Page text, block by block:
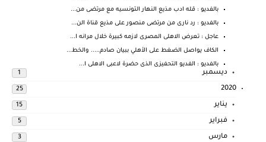
بالفديو : قله ادب مذيع النهار التونسيه مع مرتضى من...
بالفديو : رد نارى من مرتضى منصور على مذيع قناة الن...
عاجل : تعرض الاهلى المصرى لازمه كبيرة خلال مرانه ا...
الكاف يواصل الضغط على الأهلي ببيان صادم..... والخط...
بالفديو : الفديو التحفيزى الذى حضرة لاعبى الاهلى ا...
ديسمبر 1
2020
25
يناير 15
فبراير 5
مارس 3